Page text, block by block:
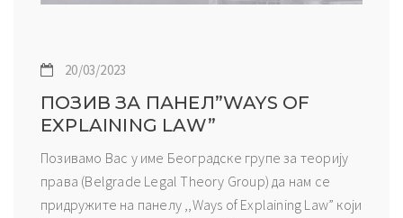
20/03/2023
ПОЗИВ ЗА ПАНЕЛ”WAYS OF
EXPLAINING LAW”
Позивамо Вас у име Београдске групе за теорију
права (Belgrade Legal Theory Group) да нам се
придружите на панелу ,,Ways of Explaining Law” који